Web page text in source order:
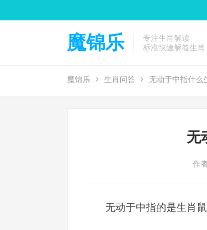
魔锦乐
专注生肖解读
标准快速解答生肖
魔锦乐 生肖问答 无动于中指什么
无
作
无动于中指的是生肖